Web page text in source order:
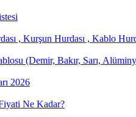
, Kurşun Hurdası , Kablo
(Demir, Bakır, Sarı,
2026
Ne Kadar?